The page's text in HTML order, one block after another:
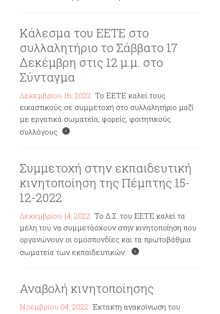
Κάλεσμα του ΕΕΤΕ στο
συλλαλητήριο το Σάββατο 17
Δεκέμβρη στις 12 μ.μ. στο
Σύνταγμα
Δεκεμβρίου 16, 2022 Το ΕΕΤΕ καλεί τους
εικαστικούς σε συμμετοχή στο συλλαλητήριο μαζί
με εργατικά σωματεία, φορείς, φοιτητικούς
συλλόγους
Συμμετοχή στην εκπαιδευτική
κινητοποίηση της Πέμπτης 15-
12-2022
Δεκεμβρίου 14, 2022 Το Δ.Σ. του ΕΕΤΕ καλεί τα
μέλη του να συμμετάσχουν στην κινητοποίηση που
οργανώνουν οι ομοσπονδίες και τα πρωτοβάθμια
σωματεία των εκπαιδευτικών
Αναβολή κινητοποίησης
Νοεμβρίου 04, 2022 Έκτακτη ανακοίνωση του